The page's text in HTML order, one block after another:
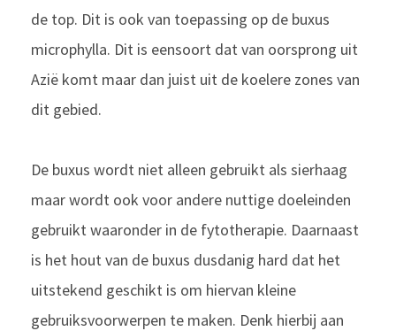
de top. Dit is ook van toepassing op de buxus
microphylla. Dit is eensoort dat van oorsprong uit
Azië komt maar dan juist uit de koelere zones van
dit gebied.
De buxus wordt niet alleen gebruikt als sierhaag
maar wordt ook voor andere nuttige doeleinden
gebruikt waaronder in de fytotherapie. Daarnaast
is het hout van de buxus dusdanig hard dat het
uitstekend geschikt is om hiervan kleine
gebruiksvoorwerpen te maken. Denk hierbij aan